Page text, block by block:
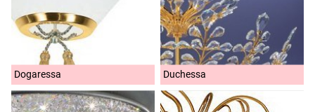
Dogaressa Duchessa